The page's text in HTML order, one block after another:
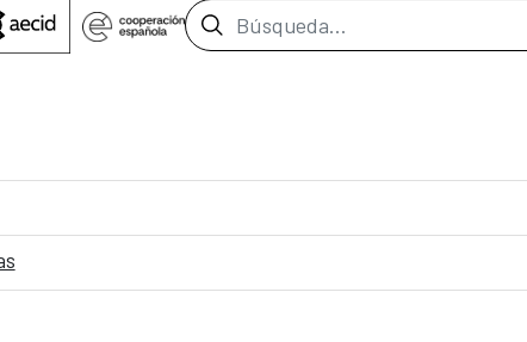
Barra de búsqueda